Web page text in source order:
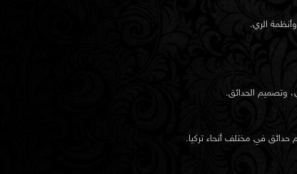
الري.
وتصميم الحدائق.
في مختلف أنحاء تركيا.